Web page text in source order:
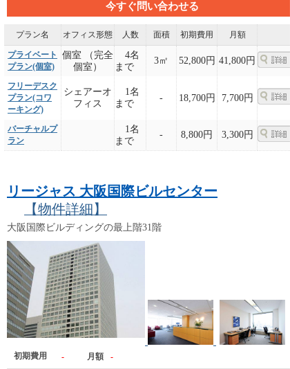
今すぐ問い合わせる
プラン名 オフィス形態 人数 面積 初期費用 月額
プライベート
プラン(個室)
個室 （完全
個室）
4名
まで
3㎡ 52,800円 41,800円
フリーデスク
プラン(コワ
ーキング)
シェアーオ
フィス
1名
まで
- 18,700円 7,700円
バーチャルプ
ラン
1名
まで
- 8,800円 3,300円
リージャス 大阪国際ビルセンター
【物件詳細】
大阪国際ビルディングの最上階31階
初期費用 - 月額 -